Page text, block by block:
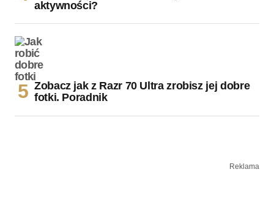
aktywności?
Zobacz jak z Razr 70 Ultra zrobisz jej dobre
fotki. Poradnik
Reklama